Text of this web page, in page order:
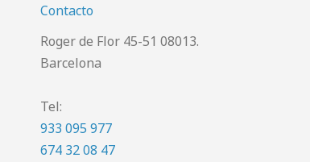
Contacto
Roger de Flor 45-51 08013.
Barcelona
Tel:
933 095 977
674 32 08 47